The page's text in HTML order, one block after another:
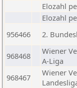
Elozahl
Elozahl
956466
2.
968468
Wiener
A-Liga
968467
Wiener